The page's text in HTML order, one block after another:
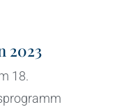
2023
18.